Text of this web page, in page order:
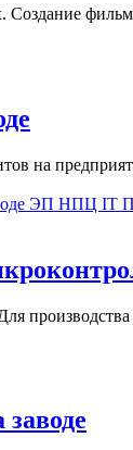
Создание
на